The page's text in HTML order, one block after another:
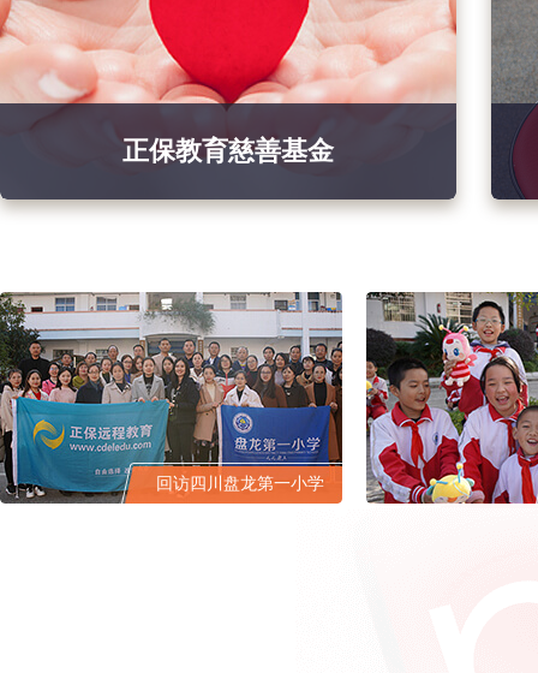
正保教育慈善基金
2008年公司成立了“正保教育慈善基金”，在中国
青少年发展基金会的支持和联合管理下，援建偏
远贫困地区现代远程教育教室与资助大中小学贫
困学生。用所有正保人无私的爱，让广大学子拥
有一片希望的天空！
回访希望小学 中小学教育